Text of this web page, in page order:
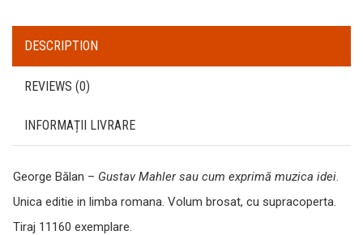
DESCRIPTION
REVIEWS (0)
INFORMAȚII LIVRARE
George Bălan – Gustav Mahler sau cum exprimă muzica idei.
Unica editie in limba romana. Volum brosat, cu supracoperta.
Tiraj 11160 exemplare.